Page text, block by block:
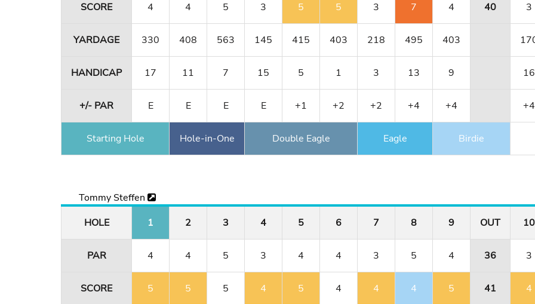
SCORE 4 4 5 3 5 5 3 7 4 40 3
YARDAGE 330 408 563 145 415 403 218 495 403
HANDICAP 17 11 7 15 5 1 3 13 9 16
+/- PAR E E E E +1 +2 +2 +4 +4 +4
Starting Hole Hole-in-One Double Eagle Eagle Birdie
Tommy Steffen
HOLE
1 2 3 4 5 6 7 8 9 OUT 10
PAR 4 4 5 3 4 4 3 5 4 36 3
SCORE 5 5 5 4 5 4 4 4 5 41 4